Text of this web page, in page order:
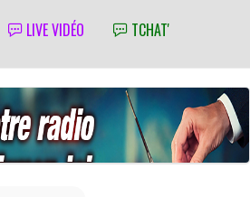
LIVE VIDÉO TCHAT'